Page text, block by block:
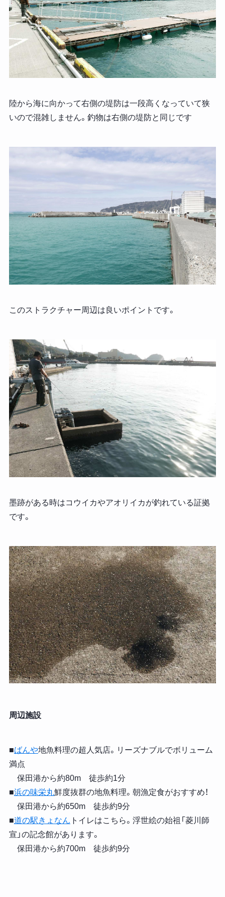
陸から海に向かって右側の堤防は一段高くなっていて狭
いので混雑しません。釣物は右側の堤防と同じです
このストラクチャー周辺は良いポイントです。
墨跡がある時はコウイカやアオリイカが釣れている証拠
です。
周辺施設
■ばんや地魚料理の超人気店。リーズナブルでボリューム
満点
保田港から約80m 徒歩約1分
■浜の味栄丸鮮度抜群の地魚料理。朝漁定食がおすすめ！
保田港から約650m 徒歩約9分
■道の駅きょなん トイレはこちら。浮世絵の始祖「菱川師
宣」の記念館があります。
保田港から約700m 徒歩約9分